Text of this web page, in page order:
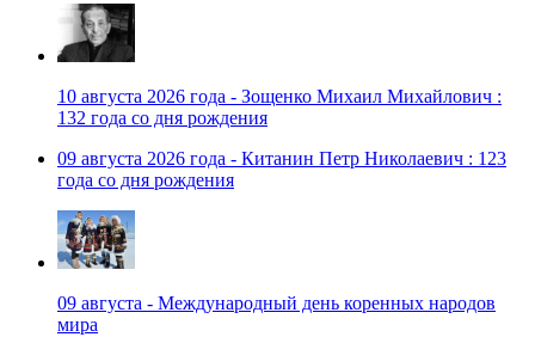
10 августа 2026 года - Зощенко Михаил Михайлович :
132 года со дня рождения
09 августа 2026 года - Китанин Петр Николаевич : 123
года со дня рождения
09 августа - Международный день коренных народов
мира